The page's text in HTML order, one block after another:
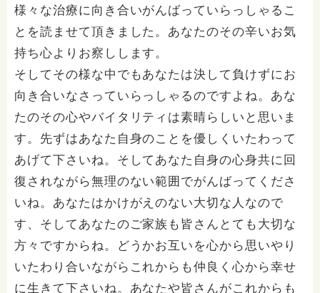
様々な治療に向き合いがんばっていらっしゃるこ
とを読ませて頂きました。あなたのその辛いお気
持ち心よりお察しします。
そしてその様な中でもあなたは決して負けずにお
向き合いなさっていらっしゃるのですよね。あな
たのその心やバイタリティは素晴らしいと思いま
す。先ずはあなた自身のことを優しくいたわって
あげて下さいね。そしてあなた自身の心身共に回
復されながら無理のない範囲でがんばってくださ
いね。あなたはかけがえのない大切な人なので
す、そしてあなたのご家族も皆さんとても大切な
方々ですからね。どうかお互いを心から思いやり
いたわり合いながらこれからも仲良く心から幸せ
に生きて下さいね。あなたや皆さんがこれからも